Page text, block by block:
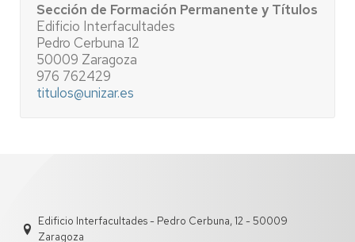
Sección de Formación Permanente y Títulos
Edificio Interfacultades
Pedro Cerbuna 12
50009 Zaragoza
976 762429
titulos@unizar.es
Edificio Interfacultades - Pedro Cerbuna, 12 - 50009
Zaragoza